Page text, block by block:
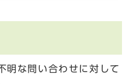
明な問い合わせに対して